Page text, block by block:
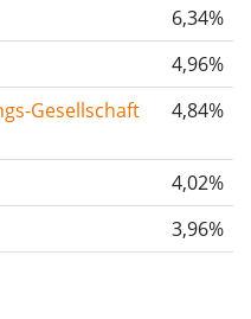
6,34%
4,96%
Gesellschaft
4,84%
4,02%
3,96%